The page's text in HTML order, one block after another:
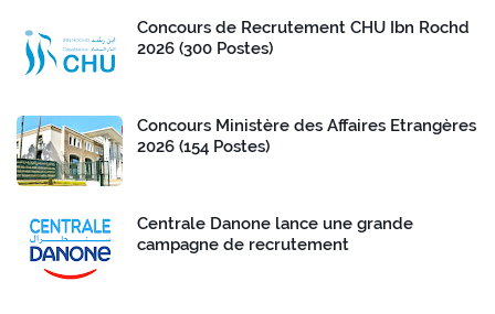
Concours de Recrutement CHU Ibn Rochd
2026 (300 Postes)
Concours Ministère des Affaires Etrangères
2026 (154 Postes)
Centrale Danone lance une grande
campagne de recrutement